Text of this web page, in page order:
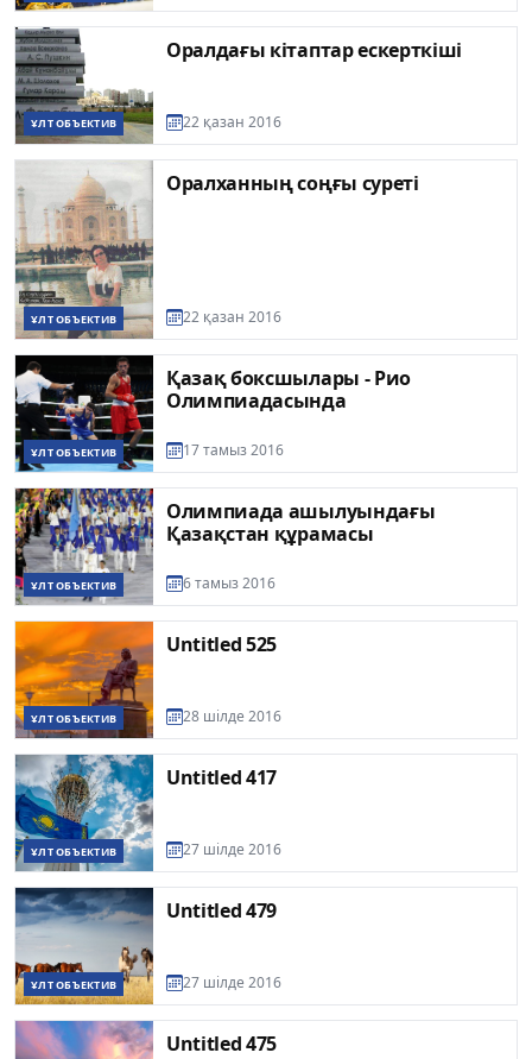
ҰЛТ ОБЪЕКТИВ
Оралдағы кітаптар ескерткіші
22 қазан 2016
ҰЛТ ОБЪЕКТИВ
Оралханның соңғы суреті
22 қазан 2016
ҰЛТ ОБЪЕКТИВ
Қазақ боксшылары - Рио
Олимпиадасында
17 тамыз 2016
ҰЛТ ОБЪЕКТИВ
Олимпиада ашылуындағы
Қазақстан құрамасы
6 тамыз 2016
ҰЛТ ОБЪЕКТИВ
Untitled 525
28 шілде 2016
ҰЛТ ОБЪЕКТИВ
Untitled 417
27 шілде 2016
ҰЛТ ОБЪЕКТИВ
Untitled 479
27 шілде 2016
Untitled 475